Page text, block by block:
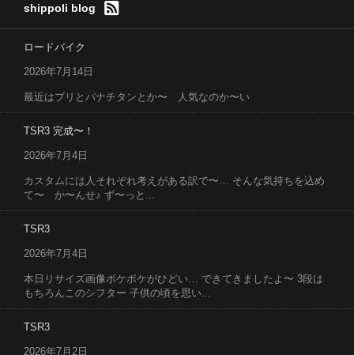
shippoli blog
ロードバイク
2026年7月14日
最近はブリとパナチタンとか〜 人気なのか〜い
TSR3 完成〜！
2026年7月4日
カスタムには人それぞれ考えがある訳で〜… そんな気持ちを込め
て〜 か〜んせ♪ ず〜っと...
TSR3
2026年7月4日
本日リサイズ画像ボケボケがひどい… できてきましたよ〜 3段は
もちろんこのシフター 子供の頃を思い...
TSR3
2026年7月2日